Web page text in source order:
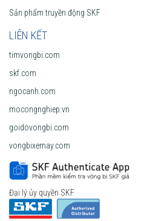
Sản phẩm truyền động SKF
LIÊN KẾT
timvongbi.com
skf.com
ngocanh.com
mocongnghiep.vn
goidovongbi.com
vongbixemay.com
Đại lý ủy quyền SKF